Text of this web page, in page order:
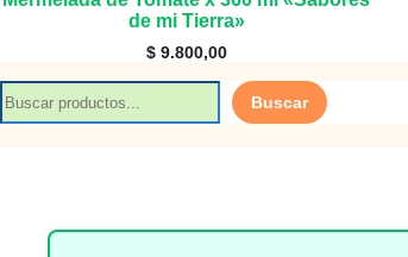
de mi Tierra»
$9.800,00
B
u
Buscar